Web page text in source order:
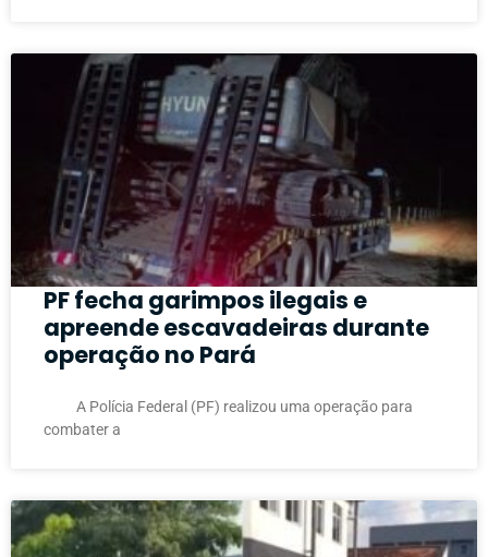
PF fecha garimpos ilegais e
apreende escavadeiras durante
operação no Pará
A Polícia Federal (PF) realizou uma operação para
combater a